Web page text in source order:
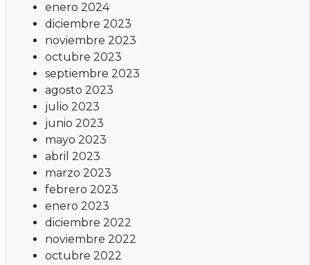
enero 2024
diciembre 2023
noviembre 2023
octubre 2023
septiembre 2023
agosto 2023
julio 2023
junio 2023
mayo 2023
abril 2023
marzo 2023
febrero 2023
enero 2023
diciembre 2022
noviembre 2022
octubre 2022